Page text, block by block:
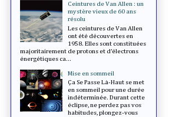
Ceintures de Van Allen : un
mystère vieux de 60 ans
résolu
Les ceintures de Van Allen
ont été découvertes en
1958. Elles sont constituées
majoritairement de protons et d’électrons
énergétiques ca...
Mise en sommeil
Ça Se Passe Là-Haut se met
en sommeil pour une durée
indéterminée. Durant cette
éclipse, ne perdez pas vos
habitudes, plongez-vous